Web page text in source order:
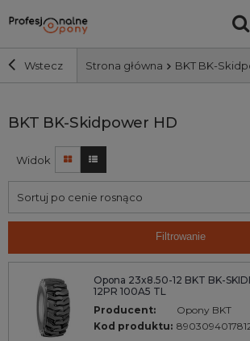
Wstecz Strona główna BKT BK-
Szerokość i profil
Średnica
Producent
Nośność
BKT BK-Skidpower HD
Widok
Sortuj po cenie rosnąco
Filtrowanie
Opona 23x8.50-12 BKT BK-
12PR 100A5 TL
Producent:
Opony BKT
Kod produktu: